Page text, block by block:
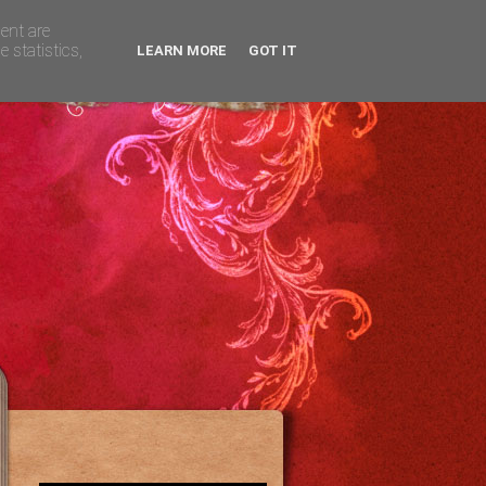
are
statistics,
LEARN MORE GOT IT